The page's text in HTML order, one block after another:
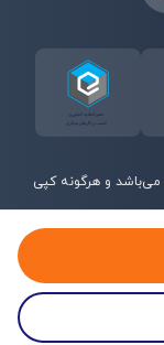
و هرگونه کپی
است.